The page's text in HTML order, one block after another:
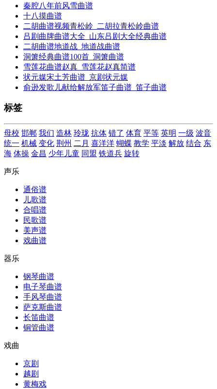
秦腔八年前风雪曲谱
十八摸曲谱
二胡曲谱视频青松岭_二胡拉青松岭曲谱
吕剧曲牌曲谱大全_山东吕剧大全经典曲谱
二胡曲谱地道战_地道战曲谱
洞箫经典曲谱100首_洞箫曲谱
雪莲花曲谱赵真_雪莲花赵真简谱
状元媒宋土芳曲谱_京剧状元媒
俞逊发歌儿献给解放军笛子曲谱_笛子曲谱
标签
母校 邯郸 我们 造林 玲珑 抗体 错了 体育 平等 英明 一级 波音
统一 机械 变化 荆州 二月 喜洋洋 蝴蝶 教学 平淡 解放 结合 东
海 体操 金昌 少年儿童 同盟 铁道兵 旋转
声乐
通俗谱
儿歌谱
合唱谱
民歌谱
美声谱
戏曲谱
器乐
钢琴曲谱
电子琴曲谱
手风琴曲谱
萨克斯曲谱
长笛曲谱
铜管曲谱
戏曲
京剧
越剧
黄梅戏